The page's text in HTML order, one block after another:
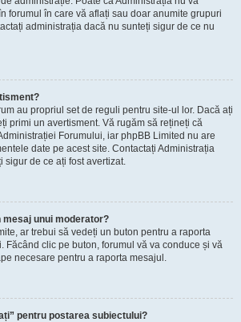
forumul în care vă aflați sau doar anumite grupuri
administrația dacă nu sunteți sigur de ce nu
au propriul set de reguli pentru site-ul lor. Dacă ați
primi un avertisment. Vă rugăm să rețineți că
Forumului, iar phpBB Limited nu are
date pe acest site. Contactați Administrația
sigur de ce ați fost avertizat.
unui moderator?
ar trebui să vedeți un buton pentru a raporta
Făcând clic pe buton, forumul vă va conduce și vă
necesare pentru a raporta mesajul.
pentru postarea subiectului?